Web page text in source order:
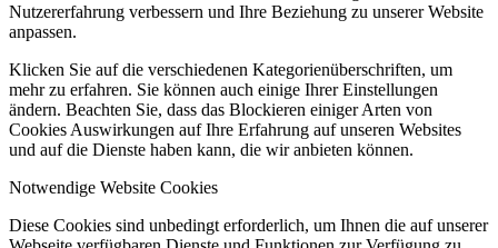
Nutzererfahrung verbessern und Ihre Beziehung zu unserer Website
anpassen.
Klicken Sie auf die verschiedenen Kategorienüberschriften, um
mehr zu erfahren. Sie können auch einige Ihrer Einstellungen
ändern. Beachten Sie, dass das Blockieren einiger Arten von
Cookies Auswirkungen auf Ihre Erfahrung auf unseren Websites
und auf die Dienste haben kann, die wir anbieten können.
Notwendige Website Cookies
Diese Cookies sind unbedingt erforderlich, um Ihnen die auf unserer